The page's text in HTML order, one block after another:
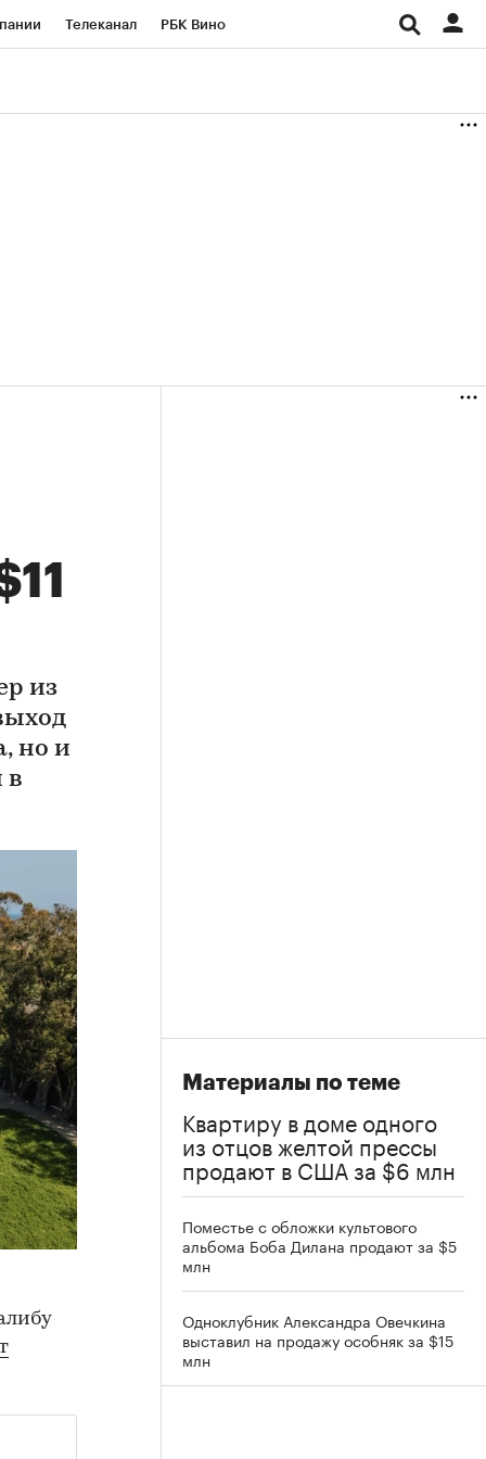
Телеканал РБК Вино
из
но и
в
Материалы по теме
Квартиру в доме одного
из отцов желтой прессы
продают в США за $6 млн
Поместье с обложки культового
альбома Боба Дилана продают за $5
млн
Одноклубник Александра Овечкина
выставил на продажу особняк за $15
млн